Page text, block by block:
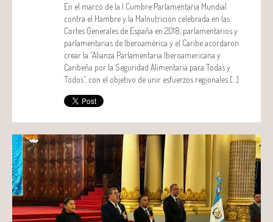
En el marco de la I Cumbre Parlamentaria Mundial
contra el Hambre y la Malnutrición celebrada en las
Cortes Generales de España en 2018, parlamentarios y
parlamentarias de Iberoamérica y el Caribe acordaron
crear la “Alianza Parlamentaria Iberoamericana y
Caribeña por la Seguridad Alimentaria para Todas y
Todos”, con el objetivo de unir esfuerzos regionales […]